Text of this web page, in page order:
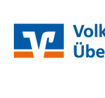
Inhalt
springen